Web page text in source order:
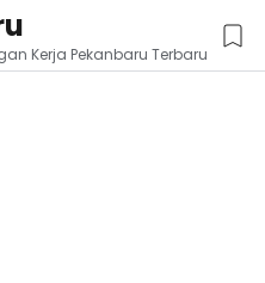
Kerja Pekanbaru Terbaru